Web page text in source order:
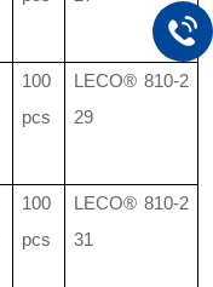
100
pcs
LECO® 810-2
29
100
pcs
LECO® 810-2
31